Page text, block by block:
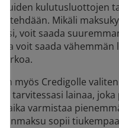
kulutusluottojen
tehdään. Mikäli
voit saada
voit saada vähemmän
myös Credigolle
tarvitessasi lainaa, joka
varmistaa
sopii